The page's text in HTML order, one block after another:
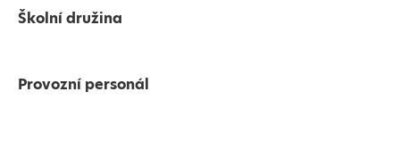
Školní družina
Provozní personál